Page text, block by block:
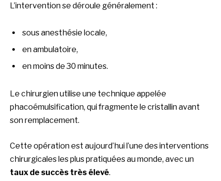
L’intervention se déroule généralement :
sous anesthésie locale,
en ambulatoire,
en moins de 30 minutes.
Le chirurgien utilise une technique appelée
phacoémulsification, qui fragmente le cristallin avant
son remplacement.
Cette opération est aujourd’hui l’une des interventions
chirurgicales les plus pratiquées au monde, avec un
taux de succès très élevé.